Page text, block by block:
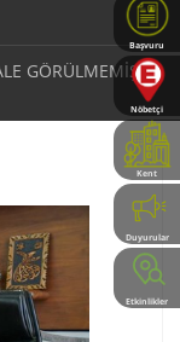
Başvuru
Rehberi
Nöbetçi
Eczaneler
Kent
Rehberi
Duyurular
Etkinlikler
GÖRÜLMEMİŞ